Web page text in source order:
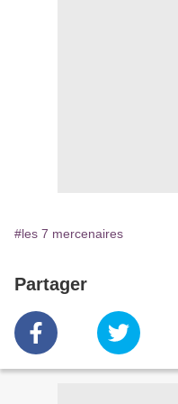
#les 7 mercenaires
Partager